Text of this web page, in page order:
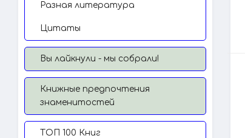
Разная литература
Цитаты
Вы лайкнули - мы собрали!
Книжные предпочтения
знаменитостей
TОП 100 Книг